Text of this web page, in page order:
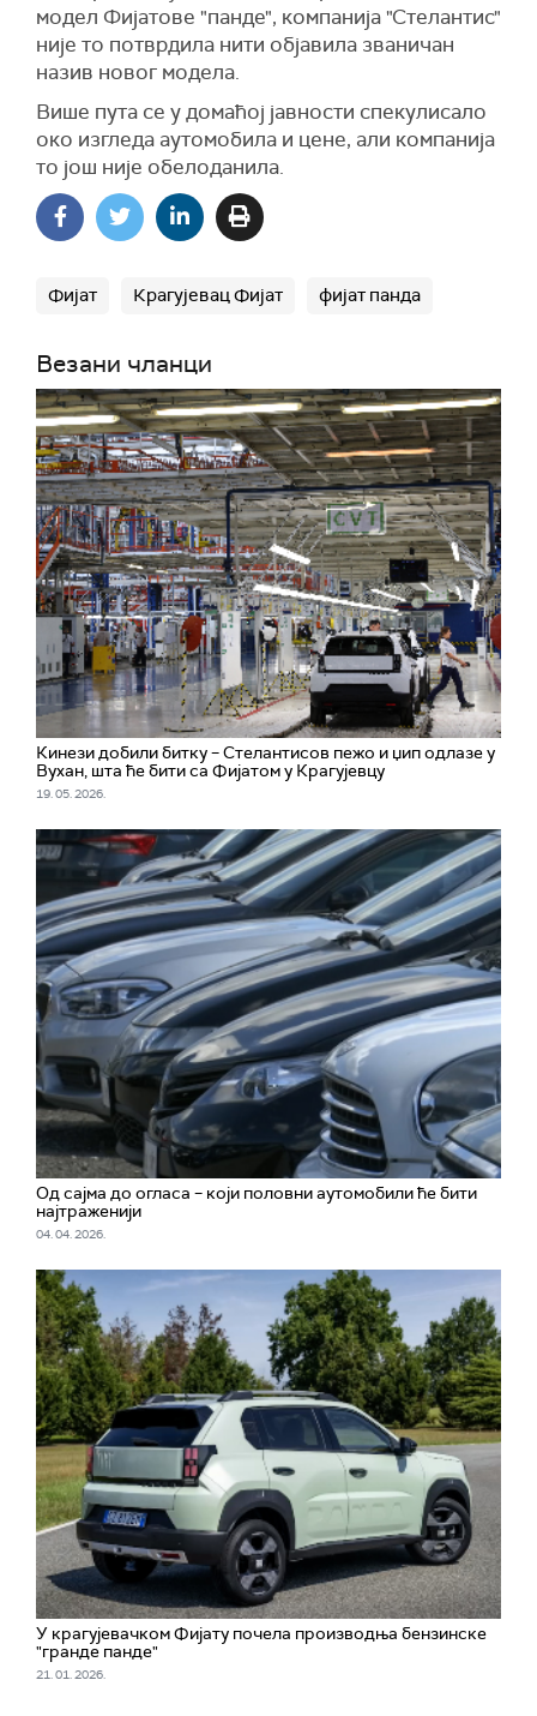
модел Фијатове "панде", компанија "Стелантис"
није то потврдила нити објавила званичан
назив новог модела.
Више пута се у домаћој јавности спекулисало
око изгледа аутомобила и цене, али компанија
то још није обелоданила.
Фијат Крагујевац Фијат фијат панда
Везани чланци
Кинези добили битку – Стелантисов пежо и џип одлазе у
Вухан, шта ће бити са Фијатом у Крагујевцу
19. 05. 2026.
Од сајма до огласа – који половни аутомобили ће бити
најтраженији
04. 04. 2026.
У крагујевачком Фијату почела производња бензинске
"гранде панде"
21. 01. 2026.